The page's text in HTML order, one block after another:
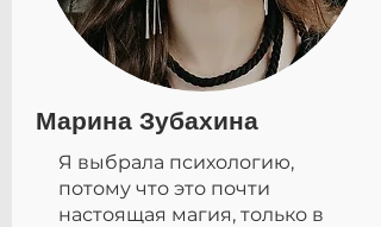
Марина Зубахина
Я выбрала психологию,
потому что это почти
настоящая магия, только в